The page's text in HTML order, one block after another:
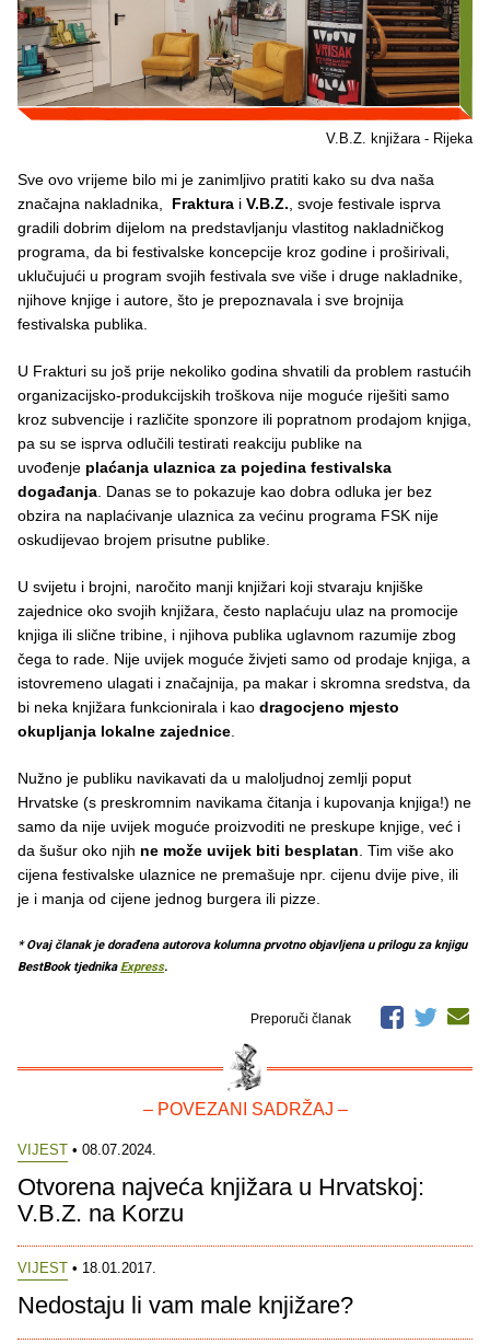
V.B.Z. knjižara - Rijeka
Sve ovo vrijeme bilo mi je zanimljivo pratiti kako su dva naša
značajna nakladnika, Fraktura i V.B.Z. , svoje festivale isprva
gradili dobrim dijelom na predstavljanju vlastitog nakladničkog
programa, da bi festivalske koncepcije kroz godine i proširivali,
uklučujući u program svojih festivala sve više i druge nakladnike,
njihove knjige i autore, što je prepoznavala i sve brojnija
festivalska publika.
U Frakturi su još prije nekoliko godina shvatili da problem rastućih
organizacijsko-produkcijskih troškova nije moguće riješiti samo
kroz subvencije i različite sponzore ili popratnom prodajom knjiga,
pa su se isprva odlučili testirati reakciju publike na
uvođenje plaćanja ulaznica za pojedina festivalska
događanja . Danas se to pokazuje kao dobra odluka jer bez
obzira na naplaćivanje ulaznica za većinu programa FSK nije
oskudijevao brojem prisutne publike.
U svijetu i brojni, naročito manji knjižari koji stvaraju knjiške
zajednice oko svojih knjižara, često naplaćuju ulaz na promocije
knjiga ili slične tribine, i njihova publika uglavnom razumije zbog
čega to rade. Nije uvijek moguće živjeti samo od prodaje knjiga, a
istovremeno ulagati i značajnija, pa makar i skromna sredstva, da
bi neka knjižara funkcionirala i kao dragocjeno mjesto
okupljanja lokalne zajednice
Nužno je publiku navikavati da u maloljudnoj zemlji poput
Hrvatske (s preskromnim navikama čitanja i kupovanja knjiga!) ne
samo da nije uvijek moguće proizvoditi ne preskupe knjige, već i
da šušur oko njih ne može uvijek biti besplatan . Tim više ako
cijena festivalske ulaznice ne premašuje npr. cijenu dvije pive, ili
je i manja od cijene jednog burgera ili pizze.
* Ovaj članak je dorađena autorova kolumna prvotno objavljena u prilogu za knjigu
BestBook tjednikaExpress.
Preporuči članak
– POVEZANI SADRŽAJ –
VIJEST • 08.07.2024.
Otvorena najveća knjižara u Hrvatskoj:
V.B.Z. na Korzu
VIJEST • 18.01.2017.
Nedostaju li vam male knjižare?